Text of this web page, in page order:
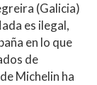
(Galicia)
es ilegal,
en lo que
de
Michelin ha